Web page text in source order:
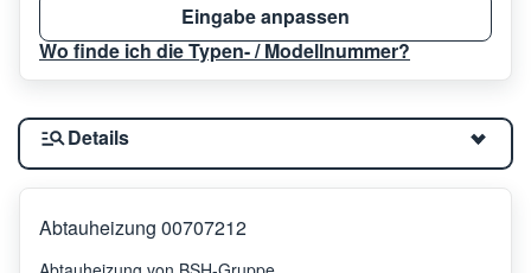
Eingabe anpassen
Wo finde ich die Typen- / Modellnummer?
Details
Abtauheizung 00707212